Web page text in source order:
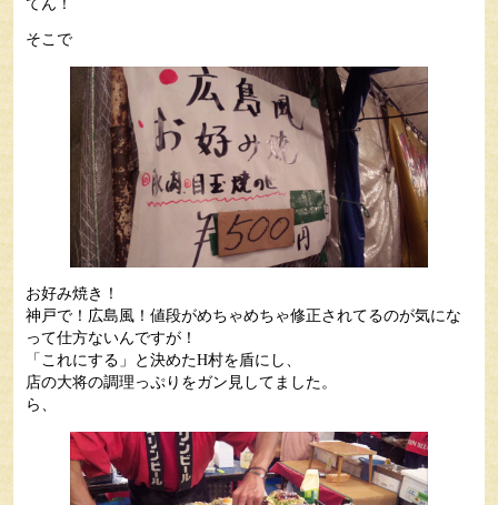
てん！
そこで
お好み焼き！
神戸で！広島風！値段がめちゃめちゃ修正されてるのが気にな
って仕方ないんですが！
「これにする」と決めたH村を盾にし、
店の大将の調理っぷりをガン見してました。
ら、